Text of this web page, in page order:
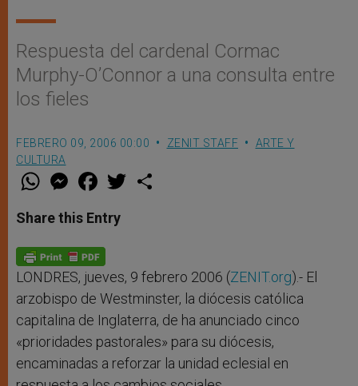
Respuesta del cardenal Cormac
Murphy-O’Connor a una consulta entre
los fieles
FEBRERO 09, 2006 00:00 ZENIT STAFF
ARTE Y
CULTURA
W
t
s
p
p
M
e
s
e
g
e
r
F
a
e
b
o
k
w
Share this Entry
LONDRES, jueves, 9 febrero 2006 (ZENIT.org).- El
arzobispo de Westminster, la diócesis católica
capitalina de Inglaterra, de ha anunciado cinco
«prioridades pastorales» para su diócesis,
encaminadas a reforzar la unidad eclesial en